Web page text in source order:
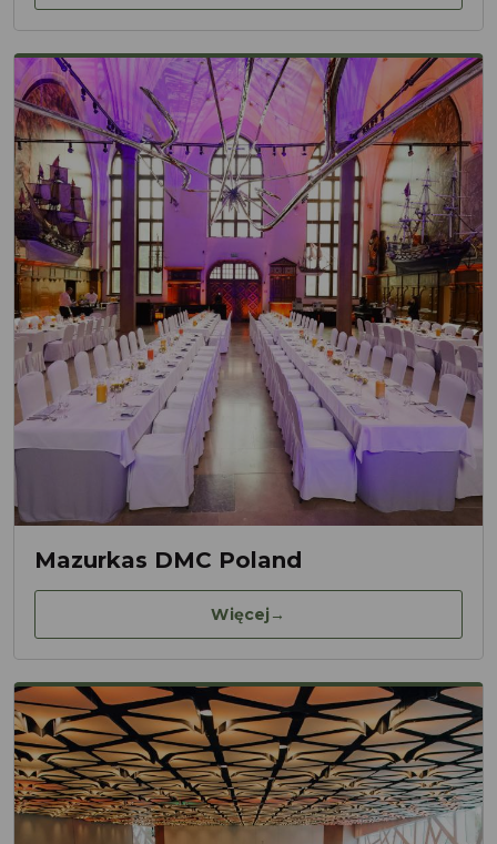
Mazurkas DMC Poland
Więcej→